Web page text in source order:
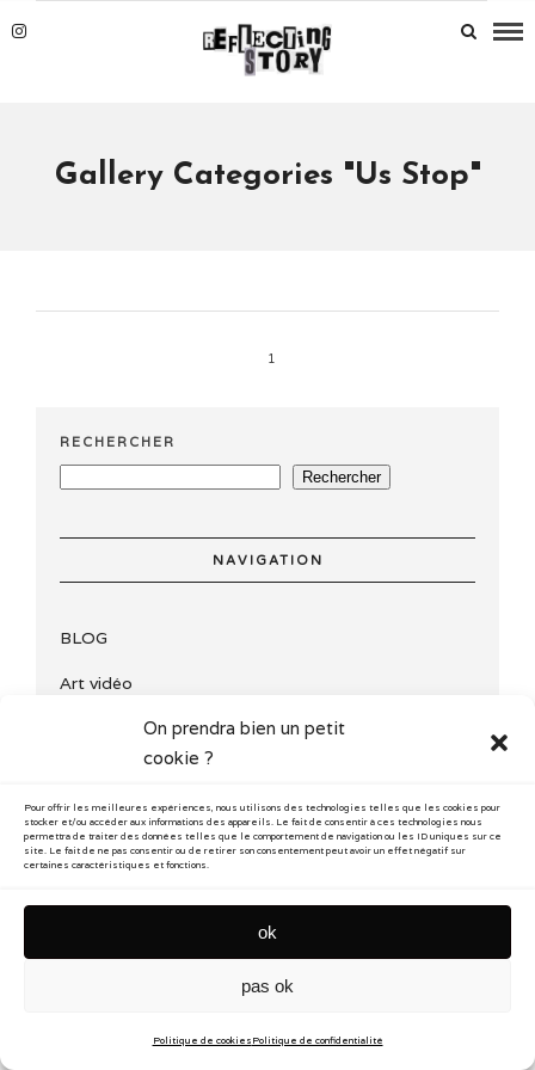
On prendra bien un petit
cookie ?
Pour offrir les meilleures expériences, nous utilisons des technologies telles que les cookies pour
stocker et/ou accéder aux informations des appareils. Le fait de consentir à ces technologies nous
permettra de traiter des données telles que le comportement de navigation ou les ID uniques sur ce
site. Le fait de ne pas consentir ou de retirer son consentement peut avoir un effet négatif sur
certaines caractéristiques et fonctions.
ok
pas ok
Politique de cookies Politique de confidentialité
Gallery Categories "Us Stop"
1
RECHERCHER
Rechercher
NAVIGATION
BLOG
Art vidéo
Documentaire
Performance
À propos